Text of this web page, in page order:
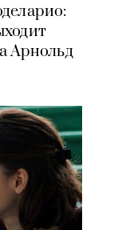
Арнольд